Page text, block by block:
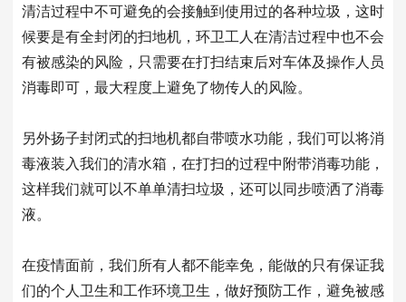
清洁过程中不可避免的会接触到使用过的各种垃圾，这时
候要是有全封闭的扫地机，环卫工人在清洁过程中也不会
有被感染的风险，只需要在打扫结束后对车体及操作人员
消毒即可，最大程度上避免了物传人的风险。
另外扬子封闭式的扫地机都自带喷水功能，我们可以将消
毒液装入我们的清水箱，在打扫的过程中附带消毒功能，
这样我们就可以不单单清扫垃圾，还可以同步喷洒了消毒
液。
在疫情面前，我们所有人都不能幸免，能做的只有保证我
们的个人卫生和工作环境卫生，做好预防工作，避免被感